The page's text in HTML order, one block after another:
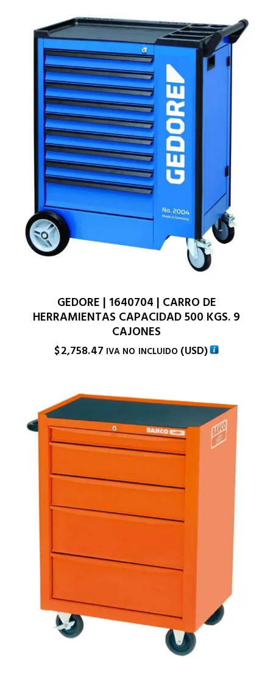
GEDORE | 1640704 | CARRO DE
HERRAMIENTAS CAPACIDAD 500 KGS. 9
CAJONES
$2,758.47 IVA NO INCLUIDO (USD)